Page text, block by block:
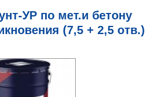
УР по мет.и бетону
(7,5 + 2,5 отв.)